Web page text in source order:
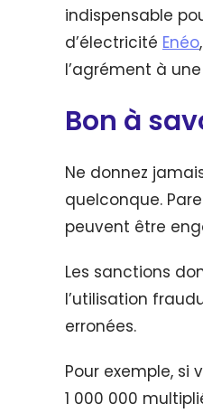
indispensable
d’électricité Enéo
l’agrément à
Bon à
Ne donnez
quelconque.
peuvent être
Les sanctions
l’utilisation
erronées.
Pour exemple, si
1 000 000